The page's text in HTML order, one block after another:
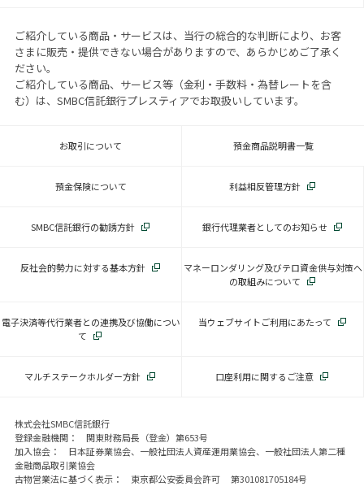
ご紹介している商品・サービスは、当行の総合的な判断により、お客
さまに販売・提供できない場合がありますので、あらかじめご了承く
ださい。
ご紹介している商品、サービス等（金利・手数料・為替レートを含
む）は、SMBC信託銀行プレスティアでお取扱いしています。
お取引について 預金商品説明書一覧
預金保険について 利益相反管理方針
SMBC信託銀行の勧誘方針 銀行代理業者としてのお知らせ
反社会的勢力に対する基本方針
マネーロンダリング及びテロ資金供与対策へ
の取組みについて
電子決済等代行業者との連携及び協働につい
て
当ウェブサイトご利用にあたって
マルチステークホルダー方針 口座利用に関するご注意
株式会社SMBC信託銀行
登録金融機関： 関東財務局長（登金）第653号
加入協会： 日本証券業協会、一般社団法人資産運用業協会、一般社団法人第二種
金融商品取引業協会
古物営業法に基づく表示： 東京都公安委員会許可 第301081705184号